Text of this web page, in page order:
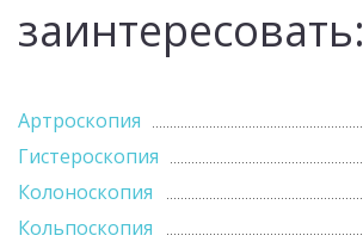
заинтересовать:
Артроскопия
Гистероскопия
Колоноскопия
Кольпоскопия